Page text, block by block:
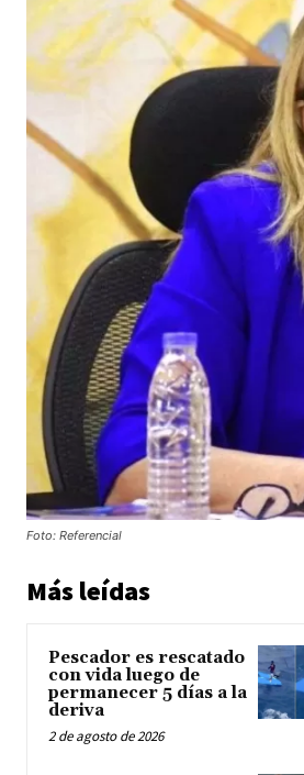
Foto: Referencial
Más leídas
Pescador es rescatado
con vida luego de
permanecer 5 días a la
deriva
2 de agosto de 2026